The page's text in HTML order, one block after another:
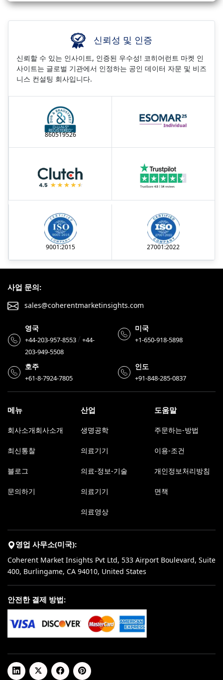
신뢰성 및 인증
신뢰할 수 있는 인사이트, 인증된 우수성! 코히어런트 마켓 인
사이트는 글로벌 기관에서 인정하는 공인 데이터 자문 및 비즈
니스 컨설팅 회사입니다.
860519526
9001:2015 27001:2022
사업 문의:
sales@coherentmarketinsights.com
영국
+44-203-957-8553/+44-
203-949-5508
미국
+1-650-918-5898
호주
+61-8-7924-7805
인도
+91-848-285-0837
메뉴
회사소개회사소개
최신통찰
블로그
문의하기
산업
생명공학
의료기기
의료-정보-기술
의료기기
의료영상
도움말
주문하는-방법
이용-조건
개인정보처리방침
면책
영업 사무소(미국):
Coherent Market Insights Pvt Ltd, 533 Airport Boulevard, Suite
400, Burlingame, CA 94010, United States
안전한 결제 방법: